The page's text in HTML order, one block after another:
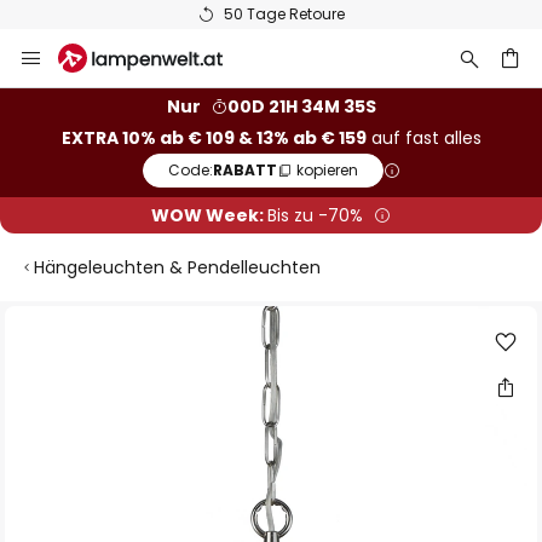
50 Tage Retoure
Inhalt
Nur
00D 21H 34M 35S
EXTRA 10% ab € 109 & 13% ab € 159auf fast alles
Code:RABATT kopieren
WOW Week:Bis zu -70%
Hängeleuchten & Pendelleuchten